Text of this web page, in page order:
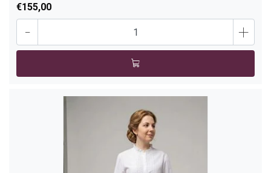
€155,00
- +